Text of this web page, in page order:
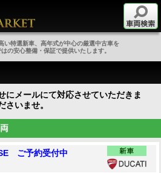
い特選新車、高年式が中心の厳選中古車を
の安心整備・保証で提供いたします。
にメールにて対応させていただきま
さいませ。
ご予約受付中